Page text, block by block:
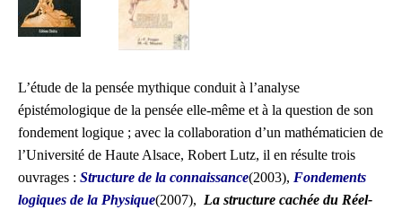
L’étude de la pensée mythique conduit à l’analyse
épistémologique de la pensée elle-même et à la question de son
fondement logique ; avec la collaboration d’un mathématicien de
l’Université de Haute Alsace, Robert Lutz, il en résulte trois
ouvrages : Structure de la connaissance(2003), Fondements
logiques de la Physique(2007), La structure cachée du Réel-